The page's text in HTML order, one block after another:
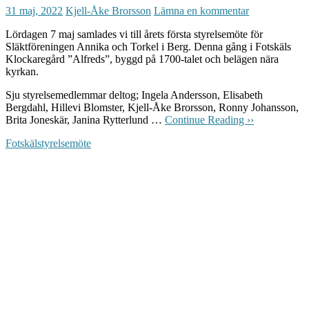
31 maj, 2022 Kjell-Åke Brorsson Lämna en kommentar
Lördagen 7 maj samlades vi till årets första styrelsemöte för
Släktföreningen Annika och Torkel i Berg. Denna gång i Fotskäls
Klockaregård ”Alfreds”, byggd på 1700-talet och belägen nära
kyrkan.
Sju styrelsemedlemmar deltog; Ingela Andersson, Elisabeth
Bergdahl, Hillevi Blomster, Kjell-Åke Brorsson, Ronny Johansson,
Brita Joneskär, Janina Rytterlund … Continue Reading ››
Fotskälstyrelsemöte